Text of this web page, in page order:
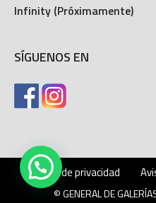
Infinity (Próximamente)
SÍGUENOS EN
Política de privacidad
© GENERAL DE